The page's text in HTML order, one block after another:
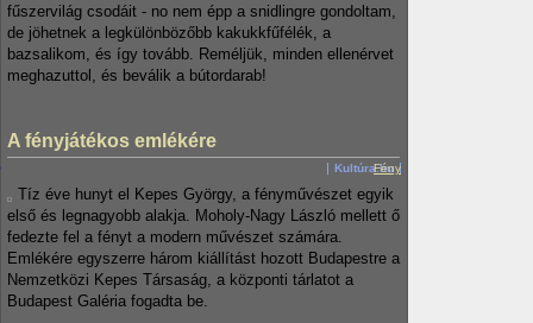
fűszervilág csodáit - no nem épp a snidlingre gondoltam,
de jöhetnek a legkülönbözőbb kakukkfűfélék, a
bazsalikom, és így tovább. Reméljük, minden ellenérvet
meghazuttol, és beválik a bútordarab!
A fényjátékos emlékére
Fény
Kultúra.hu
Tíz éve hunyt el Kepes György, a fényművészet egyik
első és legnagyobb alakja. Moholy-Nagy László mellett ő
fedezte fel a fényt a modern művészet számára.
Emlékére egyszerre három kiállítást hozott Budapestre a
Nemzetközi Kepes Társaság, a központi tárlatot a
Budapest Galéria fogadta be.